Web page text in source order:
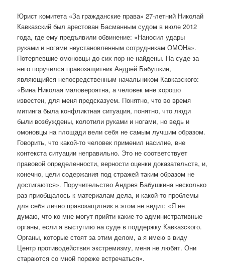
Юрист комитета «За гражданские права» 27-летний Николай
Кавказский был арестован Басманным судом в июле 2012
года, где ему предъявили обвинение: «Наносил удары
руками и ногами неустановленным сотрудникам ОМОНа».
Потерпевшие омоновцы до сих пор не найдены. На суде за
него поручился правозащитник Андрей Бабушкин,
являющийся непосредственным начальником Кавказского:
«Вина Николая маловероятна, а человек мне хорошо
известен, для меня предсказуем. Понятно, что во время
митинга была конфликтная ситуация, понятно, что люди
были возбуждены, колотили руками и ногами, но ведь и
омоновцы на площади вели себя не самым лучшим образом.
Говорить, что какой-то человек применил насилие, вне
контекста ситуации неправильно. Это не соответствует
правовой определенности, верности оценки доказательств, и,
конечно, цели содержания под стражей таким образом не
достигаются». Поручительство Андрея Бабушкина несколько
раз приобщалось к материалам дела, и какой-то проблемы
для себя лично правозащитник в этом не видит: «Я не
думаю, что ко мне могут прийти какие-то административные
органы, если я выступлю на суде в поддержку Кавказского.
Органы, которые стоят за этим делом, а я имею в виду
Центр противодействия экстремизму, меня не любят. Они
стараются со мной пореже встречаться».